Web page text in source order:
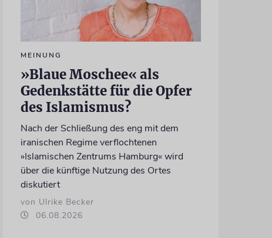
MEINUNG
»Blaue Moschee« als
Gedenkstätte für die Opfer
des Islamismus?
Nach der Schließung des eng mit dem
iranischen Regime verflochtenen
»Islamischen Zentrums Hamburg« wird
über die künftige Nutzung des Ortes
diskutiert
von Ulrike Becker
06.08.2026